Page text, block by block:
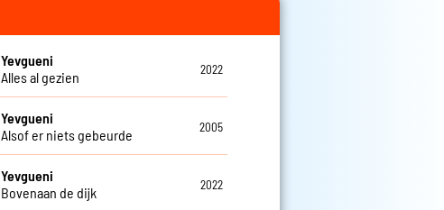
Yevgueni
Alles al gezien
2022
Yevgueni
Alsof er niets gebeurde
2005
Yevgueni
Bovenaan de dijk
2022